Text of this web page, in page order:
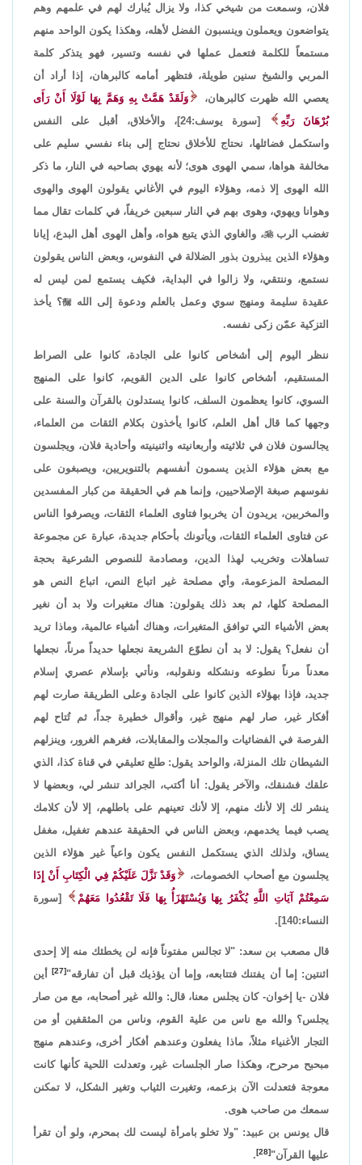
فلان، وسمعت من شيخي كذا، ولا يزال يُبارك لهم في علمهم وهم
يتواضعون ويعملون وينسبون الفضل لأهله، وهكذا يكون الواحد منهم
مستمعاً للكلمة فتعمل عملها في نفسه وتسير، فهو يتذكر كلمة
المربي والشيخ سنين طويلة، فتظهر أمامه كالبرهان، إذا أراد أن
يعصي الله ظهرت كالبرهان،
وَلَقَدْ هَمَّتْ بِهِ وَهَمَّ بِهَا لَوْلَا أَنْ رَأَى
بُرْهَانَ رَبِّهِ
[سورة يوسف:24]،
والأخلاق، أقبل على النفس
واستكمل فضائلها، نحتاج للأخلاق نحتاج إلى بناء نفسي سليم على
مخالفة هواها، سمي الهوى هوى؛ لأنه يهوي بصاحبه في النار، ما ذكر
الله الهوى إلا ذمه، وهؤلاء اليوم في الأغاني يقولون الهوى والهوى
وهوانا ويهوي، وهوى بهم في النار سبعين خريفاً، في كلمات تقال مما
تغضب الرب، والغاوي الذي يتبع هواه، وأهل الهوى أهل البدع، إيانا
وهؤلاء الذين يبذرون بذور الضلالة في النفوس، وبعض الناس يقولون
نستمع، وننتقي، ولا زالوا في البداية، فكيف يستمع لمن ليس له
عقيدة سليمة ومنهج سوي وعمل بالعلم ودعوة إلى الله؟ يأخذ
التزكية عمّن زكى نفسه.
ننظر اليوم إلى أشخاص كانوا على الجادة، كانوا على الصراط
المستقيم، أشخاص كانوا على الدين القويم، كانوا على المنهج
السوي، كانوا يعظمون السلف، كانوا يستدلون بالقرآن والسنة على
وجهها كما قال أهل العلم، كانوا يأخذون بكلام الثقات من العلماء،
يجالسون فلان في ثلاثيته وأربعانيته واثنينيته وأحادية فلان، ويجلسون
مع بعض هؤلاء الذين يسمون أنفسهم بالتنويريين، ويصبغون على
نفوسهم صبغة الإصلاحيين، وإنما هم في الحقيقة من كبار المفسدين
والمخربين، يريدون أن يخربوا فتاوى العلماء الثقات، ويصرفوا الناس
عن فتاوى العلماء الثقات، ويأتونك بأحكام جديدة، عبارة عن مجموعة
تساهلات وتخريب لهذا الدين، ومصادمة للنصوص الشرعية بحجة
المصلحة المزعومة، وأي مصلحة غير اتباع النص، اتباع النص هو
المصلحة كلها، ثم بعد ذلك يقولون: هناك متغيرات ولا بد أن نغير
بعض الأشياء التي توافق المتغيرات، وهناك أشياء عالمية، وماذا تريد
أن نفعل؟ يقول: لا بد أن نطوّع الشريعة نجعلها حديداً مرناً، نجعلها
معدناً مرناً نطوعه ونشكله ونقولبه، ونأتي بإسلام عصري إسلام
جديد، فإذا بهؤلاء الذين كانوا على الجادة وعلى الطريقة صارت لهم
أفكار غير، صار لهم منهج غير، وأقوال خطيرة جداً، ثم تُتاح لهم
الفرصة في الفضائيات والمجلات والمقابلات، فغرهم الغرور، وينزلهم
الشيطان تلك المنزلة، والواحد يقول: طلع تعليقي في قناة كذا، الذي
علقك فشنقك، والآخر يقول: أنا أكتب، الجرائد تنشر لي، وبعضها لا
ينشر لك إلا لأنك منهم، إلا لأنك تعينهم على باطلهم، إلا لأن كلامك
يصب فيما يخدمهم، وبعض الناس في الحقيقة عندهم تغفيل، مغفل
يساق، ولذلك الذي يستكمل النفس يكون واعياً غير هؤلاء الذين
يجلسون مع أصحاب الخصومات،
وَقَدْ نَزَّلَ عَلَيْكُمْ فِي الْكِتَابِ أَنْ إِذَا
سَمِعْتُمْ آيَاتِ اللَّهِ يُكْفَرُ بِهَا وَيُسْتَهْزَأُ بِهَا فَلَا تَقْعُدُوا مَعَهُمْ
[سورة
النساء:140].
قال مصعب بن سعد: "لا تجالس مفتوناً فإنه لن يخطئك منه إلا إحدى
اثنتين: إما أن يفتنك فتتابعه، وإما أن يؤذيك قبل أن تفارقه"[27]
أين
فلان -يا إخوان- كان يجلس معنا، قال: والله غير أصحابه، مع من صار
يجلس؟ والله مع ناس من علية القوم، وناس من المثقفين أو من
التجار الأغنياء مثلاً، ماذا يفعلون وعندهم أفكار أخرى، وعندهم منهج
مبحبح مرحرح، وهكذا صار الجلسات غير، وتعدلت اللحية كأنها كانت
معوجة فتعدلت الآن بزعمه، وتغيرت الثياب وتغير الشكل، لا تمكنن
سمعك من صاحب هوى.
قال يونس بن عبيد: "ولا تخلو بامرأة ليست لك بمحرم، ولو أن تقرأ
عليها القرآن"[28]
.